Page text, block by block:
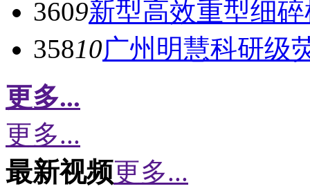
3609新型高效重型细
35810广州明慧科研级
更多...
更多...
最新视频更多...